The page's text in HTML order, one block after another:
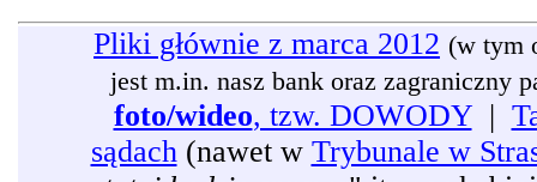
Pliki głównie z marca 2012 (w tym
jest m.in. nasz bank oraz zagraniczny
foto/wideo, tzw. DOWODY|
sądach(nawet w Trybunale w